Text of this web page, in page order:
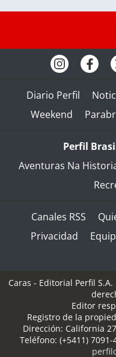
Diario Perfil
Weekend
Perfil
Aventuras Na
Canales RSS
Privacidad
Caras - Editorial Perfil S.A.
Editor
Registro de la
Dirección: California
Teléfono: (+5411) 7091-